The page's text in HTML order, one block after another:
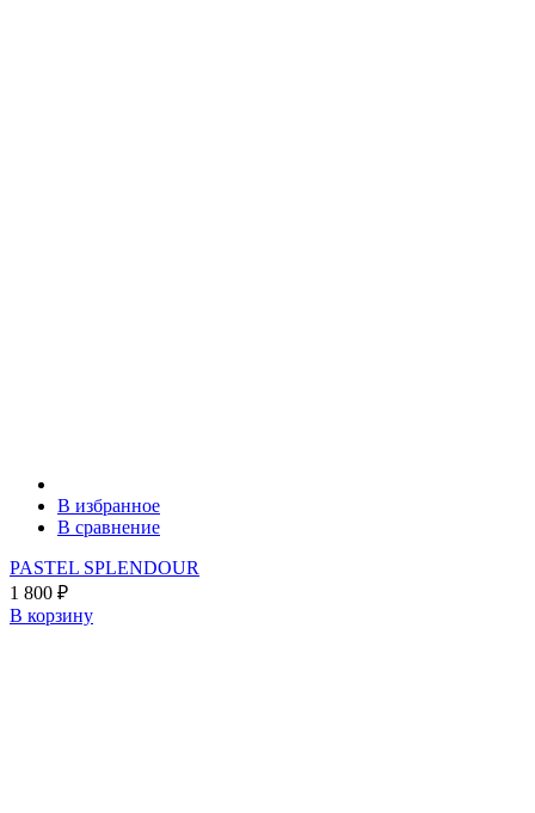
В избранное
В сравнение
PASTEL SPLENDOUR
1 800 ₽
В корзину